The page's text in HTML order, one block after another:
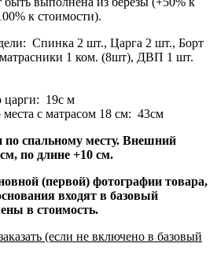
к стоимости).
Спинка 2 шт., Царга 2 шт., Борт
1 ком. (8шт), ДВП 1 шт.
царги: 19с м
с матрасом 18 см: 43см
по спальному месту. Внешний
по длине +10 см.
(первой) фотографии товара,
входят в базовый
в стоимость.
(если не включено в базовый